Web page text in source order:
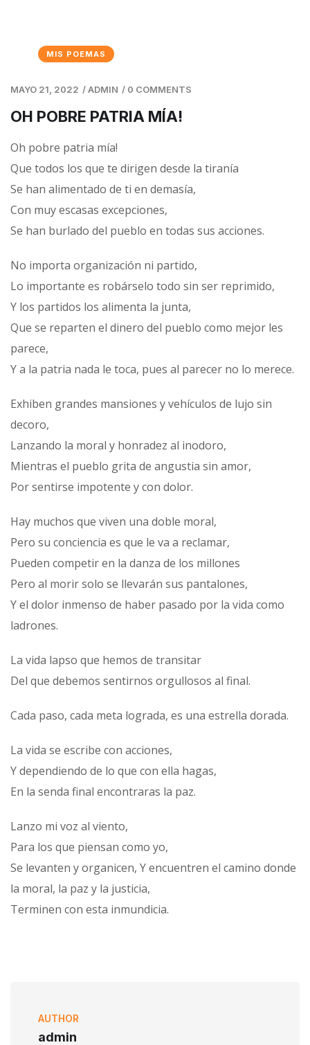
MIS POEMAS
MAYO 21, 2022 /ADMIN / 0 COMMENTS
OH POBRE PATRIA MÍA!
Oh pobre patria mía!
Que todos los que te dirigen desde la tiranía
Se han alimentado de ti en demasía,
Con muy escasas excepciones,
Se han burlado del pueblo en todas sus acciones.
No importa organización ni partido,
Lo importante es robárselo todo sin ser reprimido,
Y los partidos los alimenta la junta,
Que se reparten el dinero del pueblo como mejor les
parece,
Y a la patria nada le toca, pues al parecer no lo merece.
Exhiben grandes mansiones y vehículos de lujo sin
decoro,
Lanzando la moral y honradez al inodoro,
Mientras el pueblo grita de angustia sin amor,
Por sentirse impotente y con dolor.
Hay muchos que viven una doble moral,
Pero su conciencia es que le va a reclamar,
Pueden competir en la danza de los millones
Pero al morir solo se llevarán sus pantalones,
Y el dolor inmenso de haber pasado por la vida como
ladrones.
La vida lapso que hemos de transitar
Del que debemos sentirnos orgullosos al final.
Cada paso, cada meta lograda, es una estrella dorada.
La vida se escribe con acciones,
Y dependiendo de lo que con ella hagas,
En la senda final encontraras la paz.
Lanzo mi voz al viento,
Para los que piensan como yo,
Se levanten y organicen, Y encuentren el camino donde
la moral, la paz y la justicia,
Terminen con esta inmundicia.
AUTHOR
admin